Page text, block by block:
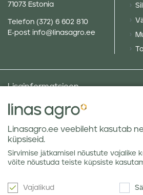
71073 Estonia
Telefon (372) 6 602 810
E-post info@linasagro.ee
Lisainformatsioon
Taluniku põllugalerii
Sotsiaalne vastutus ja poliitikad
Andmekaitsetingimused
Kauba hoiustamine
Teraviljaturu ülevaated
Uudiskiri
Linasagro.ee veebileht kasutab
küpsiseid.
Sirvimise jätkamisel nõustute vajalike
võite nõustuda teiste küpsiste
Vajalikud